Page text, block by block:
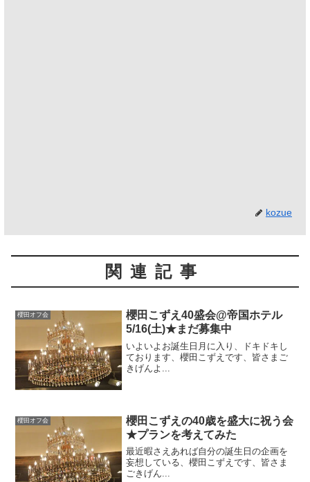
kozue
関連記事
櫻田オフ会
櫻田こずえ40盛会@帝国ホテル
5/16(土)★まだ募集中
いよいよお誕生日月に入り、ドキドキし
ております、櫻田こずえです、皆さまご
きげんよ...
櫻田オフ会
櫻田こずえの40歳を盛大に祝う会
★プランを考えてみた
最近暇さえあれば自分の誕生日の企画を
妄想している、櫻田こずえです、皆さま
ごきげん...